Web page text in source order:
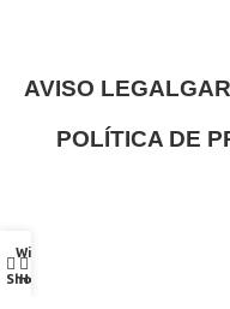
AVISO LEGAL
POLÍTICA DE
Shop
Wishlist
Home